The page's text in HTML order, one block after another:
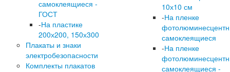
самоклеящиеся -
ГОСТ
-На пластике
200х200, 150х300
Плакаты и знаки
электробезопасности
Комплекты плакатов
10х10 см
-На пленке
самоклеящиеся
-На пленке
самоклеящиеся -